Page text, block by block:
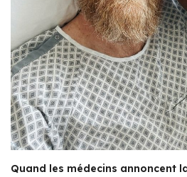
Quand les médecins annoncent